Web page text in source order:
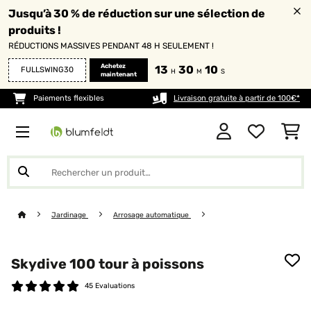
Jusqu’à 30 % de réduction sur une sélection de
produits !
RÉDUCTIONS MASSIVES PENDANT 48 H SEULEMENT !
FULLSWING30
Achetez
maintenant
13 H 30 M 10 S
Paiements flexibles Livraison gratuite à partir de 100€*
Jardinage Arrosage automatique
Skydive 100 tour à poissons
45 Evaluations